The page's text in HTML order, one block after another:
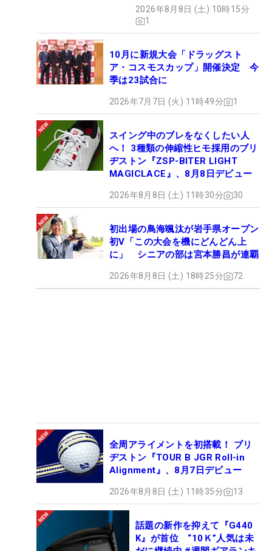
2026年8月8日 (土) 10時15分
1
10月に新規大会「ドラッグスト
ア・コスモスカップ」開催決定 今
季は23試合に
2026年7月7日 (火) 11時49分 1
スイング中のブレをなくしたい人
へ！ 3種類の伸縮性ヒモ採用のブリ
ヂストン『ZSP-BITER LIGHT
MAGICLACE』、8月8日デビュー
2026年8月8日 (土) 11時30分 30
初出場の鳥海颯汰が岩手県オープン
初V「この大会を機にどんどん上
に」 シニアの部は宮本勝昌が連覇
2026年8月8日 (土) 18時25分 72
全周アライメントを初搭載！ ブリ
ヂストン『TOUR B JGR Roll-in
Alignment』、8月7日デビュー
2026年8月8日 (土) 11時35分 13
話題の新作を抑えて『G440
K』が首位 “10Ｋ”人気は未